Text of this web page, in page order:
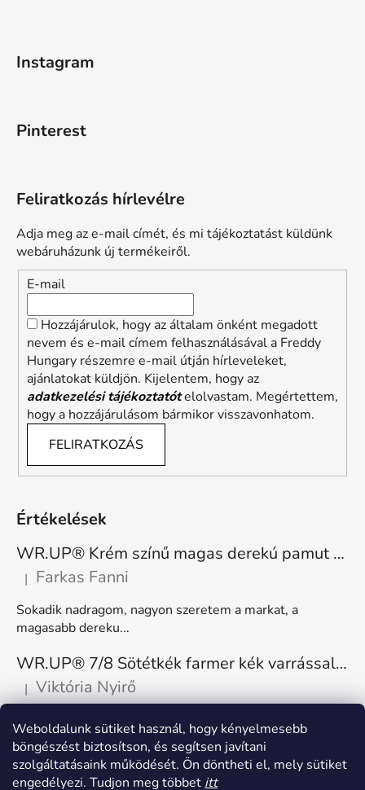
Weboldalunk sütiket használ, hogy kényelmesebb
böngészést biztosítson, és segítsen javítani
szolgáltatásaink működését. Ön döntheti el, mely sütiket
engedélyezi. Tudjon meg többet itt
Instagram
Pinterest
Feliratkozás hírlevélre
Adja meg az e-mail címét, és mi tájékoztatást küldünk
webáruházunk új termékeiről.
E-mail
Hozzájárulok, hogy az általam önként megadott
nevem és e-mail címem felhasználásával a Freddy
Hungary részemre e-mail útján hírleveleket,
ajánlatokat küldjön. Kijelentem, hogy az
adatkezelési tájékoztatótelolvastam. Megértettem,
hogy a hozzájárulásom bármikor visszavonhatom.
FELIRATKOZÁS
Értékelések
WR.UP® Krém színű magas derekú pamut nadrág RE(MOVE) WRUP1HC001ORG, Z40
A termék értékelése 5-ből 5 csillag.
| Farkas Fanni
Sokadik nadragom, nagyon szeretem a markat, a
magasabb dereku...
WR.UP® 7/8 Sötétkék farmer kék varrással, superskinny RE(MOVE) WRUP4RC002ORG, J0B
A termék értékelése 5-ből 5 csillag.
| Viktória Nyirő
Nagyon kényelmes, rugalmas. Méretnek megfelelő.